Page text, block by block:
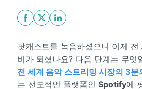
팟캐스트를 녹음하셨으니 이제
비가 되셨나요? 다음 단계는 무엇
전 세계 음악 스트리밍 시장의 3분
는 선도적인 플랫폼인 Spotify에